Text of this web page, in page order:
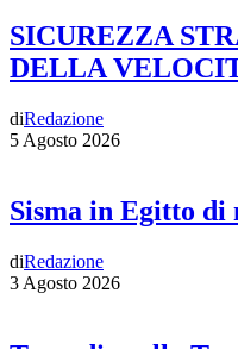
SICUREZZA
DELLA
diRedazione
5 Agosto 2026
Sisma in Egitto di
diRedazione
3 Agosto 2026